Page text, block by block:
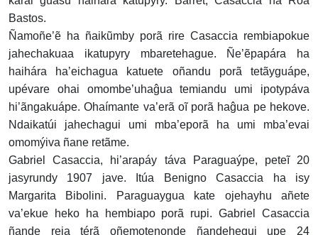
Bastos.
Ñamoñe’ẽ ha ñaikũmby porã rire Casaccia rembiapokue
jahechakuaa ikatupyry mbaretehague. Ñe’ẽpapára ha
haihára ha’eichagua katuete oñandu porã tetãyguápe,
upévare ohai omombe’uhaĝua temiandu umi ipotypáva
hi’ãngakuápe. Ohaímante va’erã oĩ porã haĝua pe hekove.
Ndaikatúi jahechagui umi mba’eporã ha umi mba’evai
omomýiva ñane retãme.
Gabriel Casaccia, hi’arapáy táva Paraguaýpe, peteĩ 20
jasyrundy 1907 jave. Itúa Benigno Casaccia ha isy
Margarita Bibolini. Paraguaygua kate ojehayhu añete
va’ekue heko ha hembiapo porã rupi. Gabriel Casaccia
ñande reja térã oñemotenonde ñandehegui upe 24